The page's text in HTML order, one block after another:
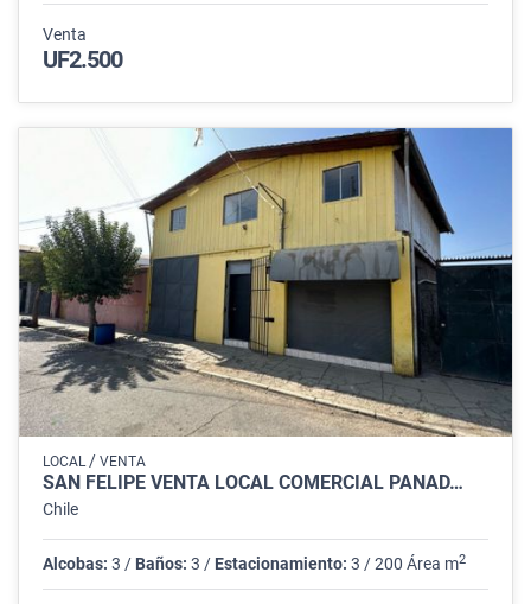
Venta
UF2.500
LOCAL / VENTA
SAN FELIPE VENTA LOCAL COMERCIAL PANAD…
Chile
Alcobas: 3 / Baños: 3 / Estacionamiento: 3 / 200 Área m2